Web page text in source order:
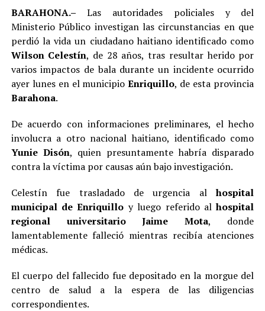
BARAHONA.– Las autoridades policiales y del
Ministerio Público investigan las circunstancias en que
perdió la vida un ciudadano haitiano identificado como
Wilson Celestín, de 28 años, tras resultar herido por
varios impactos de bala durante un incidente ocurrido
ayer lunes en el municipioEnriquillo, de esta provincia
Barahona.
De acuerdo con informaciones preliminares, el hecho
involucra a otro nacional haitiano, identificado como
Yunie Disón, quien presuntamente habría disparado
contra la víctima por causas aún bajo investigación.
Celestín fue trasladado de urgencia alhospital
municipal de Enriquillo y luego referido alhospital
regional universitario Jaime Mota, donde
lamentablemente falleció mientras recibía atenciones
médicas.
El cuerpo del fallecido fue depositado en la morgue del
centro de salud a la espera de las diligencias
correspondientes.